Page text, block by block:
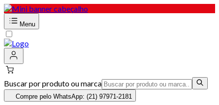
Menu
Buscar por produto ou marca
Compre pelo WhatsApp: (21) 97971-2181